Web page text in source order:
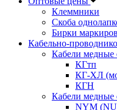
Клеммники
Скоба
Бирки
Кабельно-
Кабели медные
КГтп
КГ-ХЛ
КГН
Кабели
NYM